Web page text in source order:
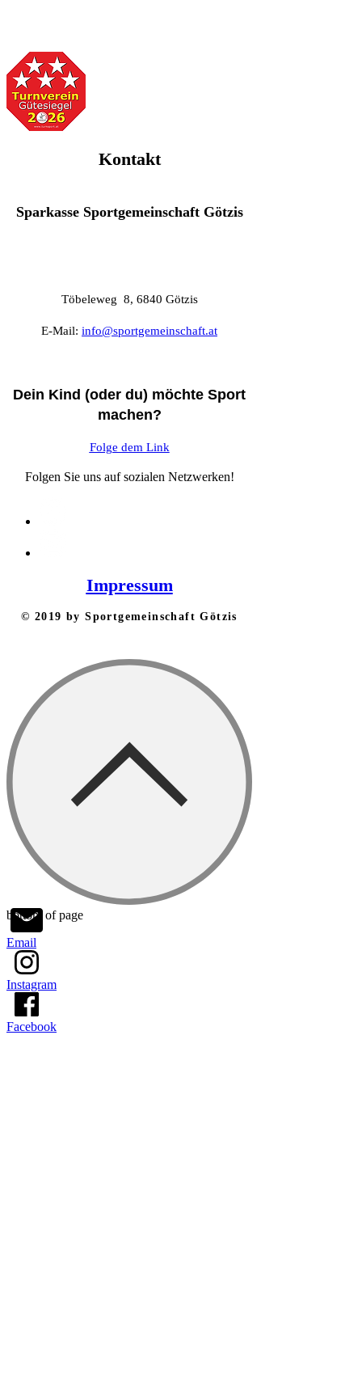
Kontakt
Sparkasse Sportgemeinschaft Götzis
Töbeleweg 8, 6840 Götzis
E-Mail: info@sportgemeinschaft.at
Dein Kind (oder du) möchte Sport
machen?
Folge dem Link
Folgen Sie uns auf sozialen Netzwerken!
Impressum
​© 2019 by Sportgemeinschaft Götzis
Email
Instagram
Facebook
bottom of page